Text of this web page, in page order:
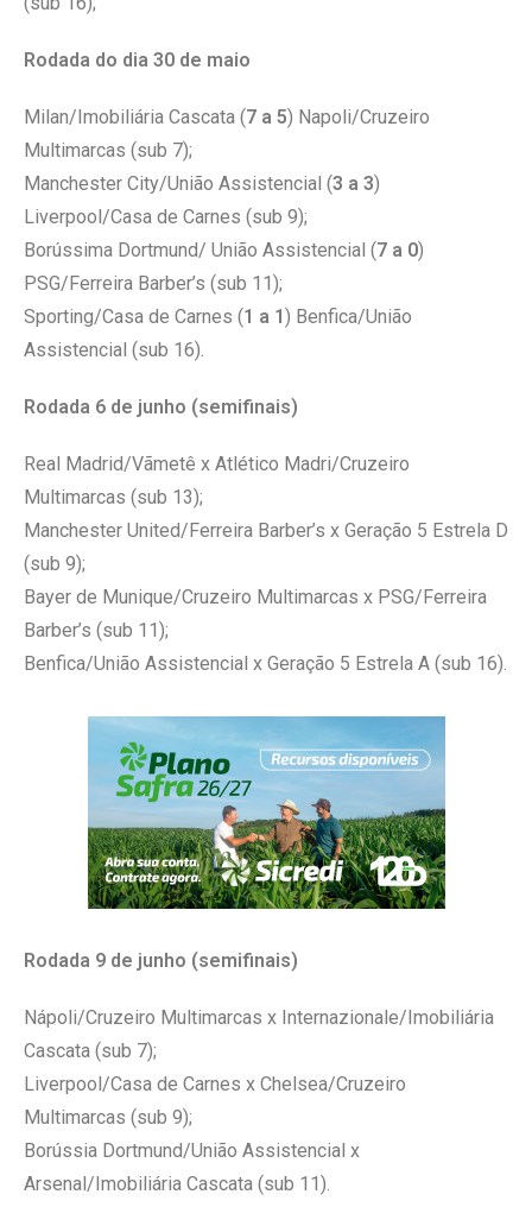
Rodada do dia 30 de maio
Milan/Imobiliária Cascata (7 a 5) Napoli/Cruzeiro
Multimarcas (sub 7);
Manchester City/União Assistencial (3 a 3)
Liverpool/Casa de Carnes (sub 9);
Borússima Dortmund/ União Assistencial (7 a 0)
PSG/Ferreira Barber’s (sub 11);
Sporting/Casa de Carnes (1 a 1 ) Benfica/União
Assistencial (sub 16).
Rodada 6 de junho (semifinais)
Real Madrid/Vãmetê x Atlético Madri/Cruzeiro
Multimarcas (sub 13);
Manchester United/Ferreira Barber’s x Geração 5 Estrela D
(sub 9);
Bayer de Munique/Cruzeiro Multimarcas x PSG/Ferreira
Barber’s (sub 11);
Benfica/União Assistencial x Geração 5 Estrela A (sub 16).
Rodada 9 de junho (semifinais)
Nápoli/Cruzeiro Multimarcas x Internazionale/Imobiliária
Cascata (sub 7);
Liverpool/Casa de Carnes x Chelsea/Cruzeiro
Multimarcas (sub 9);
Borússia Dortmund/União Assistencial x
Arsenal/Imobiliária Cascata (sub 11).